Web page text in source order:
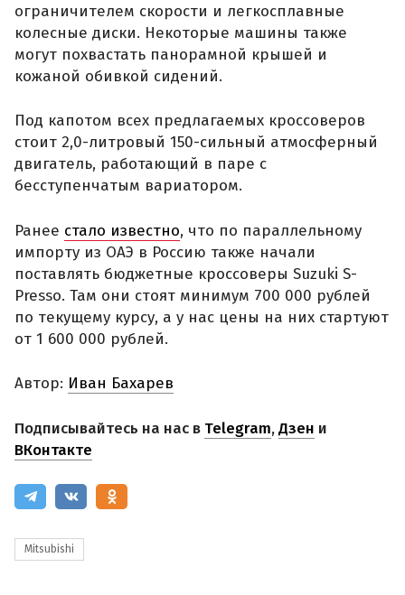
ограничителем скорости и легкосплавные
колесные диски. Некоторые машины также
могут похвастать панорамной крышей и
кожаной обивкой сидений.
Под капотом всех предлагаемых кроссоверов
стоит 2,0-литровый 150-сильный атмосферный
двигатель, работающий в паре с
бесступенчатым вариатором.
Ранее стало известно, что по параллельному
импорту из ОАЭ в Россию также начали
поставлять бюджетные кроссоверы Suzuki S-
Presso. Там они стоят минимум 700 000 рублей
по текущему курсу, а у нас цены на них стартуют
от 1 600 000 рублей.
Автор: Иван Бахарев
Подписывайтесь на нас в Telegram,Дзен и
ВКонтакте
Mitsubishi